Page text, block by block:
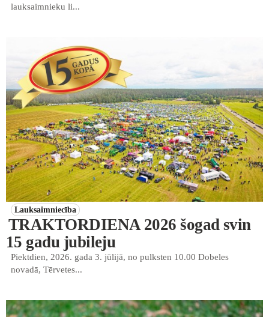
lauksaimnieku li...
Lauksaimniecība
TRAKTORDIENA 2026 šogad svin
15 gadu jubileju
Piektdien, 2026. gada 3. jūlijā, no pulksten 10.00 Dobeles
novadā, Tērvetes...